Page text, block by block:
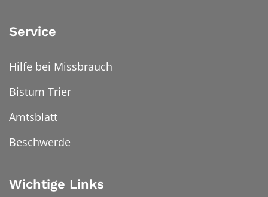
Service
Hilfe bei Missbrauch
Bistum Trier
Amtsblatt
Beschwerde
Wichtige Links